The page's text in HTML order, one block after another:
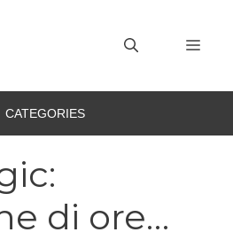
CATEGORIES
di ore…